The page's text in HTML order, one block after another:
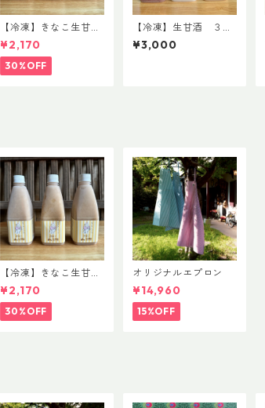
【冷凍】きなこ生甘
酒 3本set 8/12まで
¥2,170
30%OFF
【冷凍】生甘酒 ３姉
妹set
¥3,000
【冷凍】きなこ生甘
酒 3本set 8/12まで
¥2,170
30%OFF
オリジナルエプロン
¥14,960
15%OFF